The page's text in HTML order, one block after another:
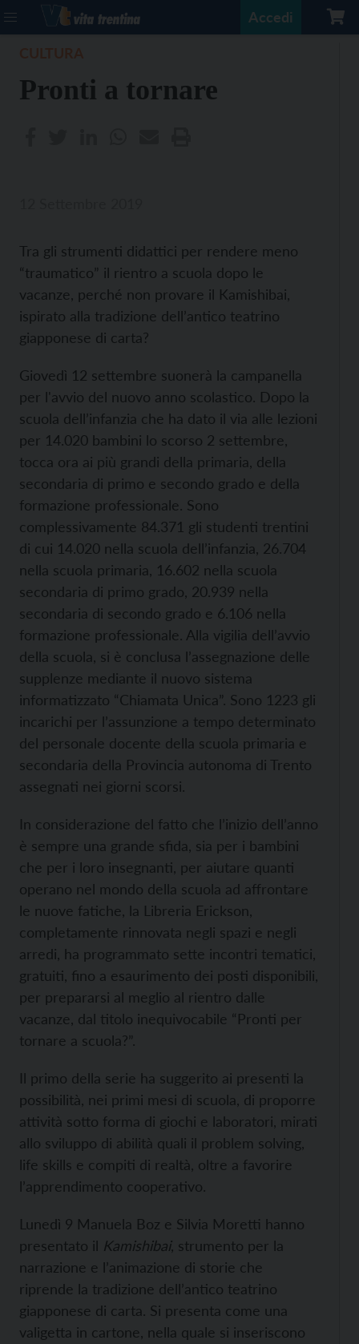
Accedi
Pronti a tornare
Tra gli strumenti didattici per rendere meno
“traumatico” il rientro a scuola dopo le
vacanze, perché non provare il Kamishibai,
ispirato alla tradizione dell’antico teatrino
giapponese di carta?
Giovedì 12 settembre suonerà la campanella
per l'avvio del nuovo anno scolastico. Dopo la
scuola dell’infanzia che ha dato il via alle lezioni
per 14.020 bambini lo scorso 2 settembre,
tocca ora ai più grandi della primaria, della
secondaria di primo e secondo grado e della
formazione professionale. Sono
complessivamente 84.371 gli studenti trentini
di cui 14.020 nella scuola dell’infanzia, 26.704
nella scuola primaria, 16.602 nella scuola
secondaria di primo grado, 20.939 nella
secondaria di secondo grado e 6.106 nella
formazione professionale. Alla vigilia dell’avvio
della scuola, si è conclusa l’assegnazione delle
supplenze mediante il nuovo sistema
informatizzato “Chiamata Unica”. Sono 1223 gli
incarichi per l’assunzione a tempo determinato
del personale docente della scuola primaria e
secondaria della Provincia autonoma di Trento
assegnati nei giorni scorsi.
In considerazione del fatto che l’inizio dell’anno
è sempre una grande sfida, sia per i bambini
che per i loro insegnanti, per aiutare quanti
operano nel mondo della scuola ad affrontare
le nuove fatiche, la Libreria Erickson,
completamente rinnovata negli spazi e negli
arredi, ha programmato sette incontri tematici,
gratuiti, fino a esaurimento dei posti disponibili,
per prepararsi al meglio al rientro dalle
vacanze, dal titolo inequivocabile “Pronti per
tornare a scuola?”.
Il primo della serie ha suggerito ai presenti la
possibilità, nei primi mesi di scuola, di proporre
attività sotto forma di giochi e laboratori, mirati
allo sviluppo di abilità quali il problem solving,
life skills e compiti di realtà, oltre a favorire
l’apprendimento cooperativo.
Lunedì 9 Manuela Boz e Silvia Moretti hanno
presentato il Kamishibai, strumento per la
narrazione e l’animazione di storie che
riprende la tradizione dell’antico teatrino
giapponese di carta. Si presenta come una
valigetta in cartone, nella quale si inseriscono